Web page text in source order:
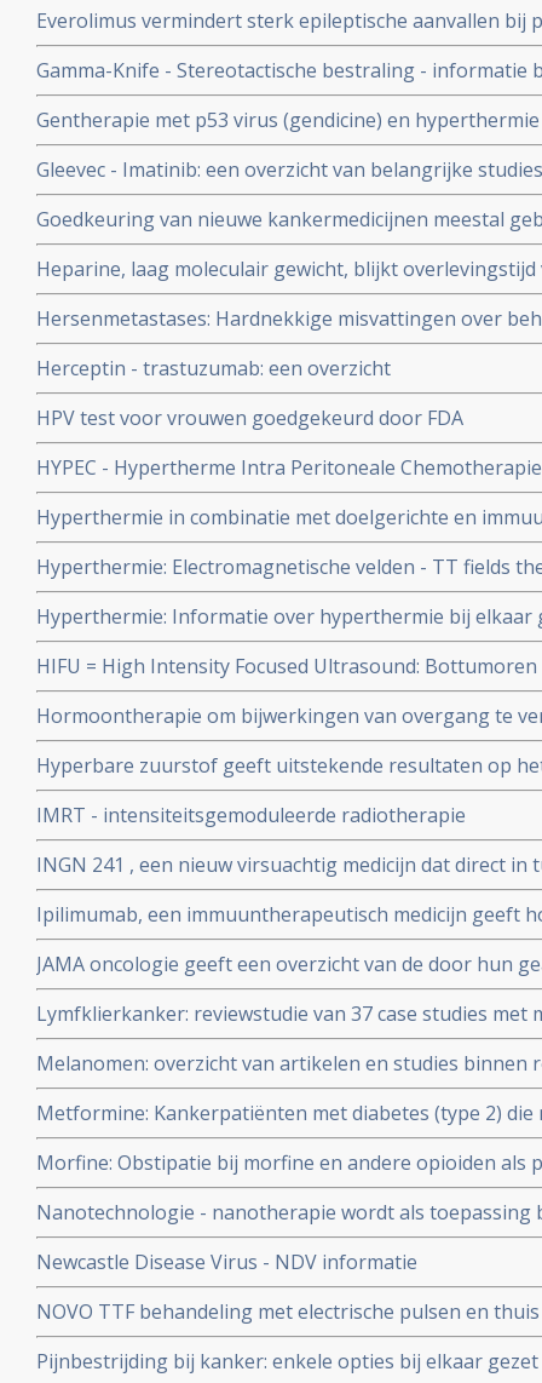
Everolimus vermindert sterk epileptische aanvallen bij
sclerose complex, goedaardige tumoren in de
verbetert kwaliteit van leven aanzienlijk.
Gamma-Knife - Stereotactische bestraling - informatie
Gentherapie met p53 virus (gendicine) en
verbeteringen bij patienten met vergevorderde
studie.
Gleevec - Imatinib: een overzicht van belangrijke
met dit medicijn
Goedkeuring van nieuwe kankermedicijnen meestal
geven in de praktijk slechts bij de helft kleine
Heparine, laag moleculair gewicht, blijkt
solide tumoren en zonder uitzaaiïngen significant te
studie
Hersenmetastases: Hardnekkige misvattingen over
hersenen maken dat veel patiënten verkeerd worden
gevolgen voor therapeutisch effect op ziektevrije tijd
Herceptin - trastuzumab: een overzicht
HPV test voor vrouwen goedgekeurd door FDA
HYPEC - Hypertherme Intra Peritoneale
Hyperthermie in combinatie met doelgerichte en
behandelingen is veel belovende
artsen van ELMEDIX van de universiteit van Antwerpen
Hyperthermie: Electromagnetische velden - TT fields
behandelingen zorgen voor uitstekende resultaten bij
hersentumoren en longtumoren, aldus verschillende
Hyperthermie: Informatie over hyperthermie bij
aantal studies bij o.a. borstkanker, blaaskanker,
bestraling enz..
HIFU = High Intensity Focused Ultrasound:
Intensed Focused Ultrasound naast chemo geeft
van alleen chemo of aleen operatie. Artikel update 6
Hormoontherapie om bijwerkingen van overgang te
structuur van hersenen en cognitieve functies blijkt uit
Hyperbare zuurstof geeft uitstekende resultaten op
door bestralingen en geeft ook veel pijnverlichting.
kwaliteit van leven
IMRT - intensiteitsgemoduleerde radiotherapie
INGN 241 , een nieuw virsuachtig medicijn dat direct
ingespoten, geeft in fase I studie bij 22
geplaatst juni 2005
Ipilimumab, een immuuntherapeutisch medicijn geeft
langere overleving bij patienten met een melanoom
intensief behandeld zijn. FDA keurt ipilimumab goed
melanomen
JAMA oncologie geeft een overzicht van de door hun
studieverslagen in het jaar 2025
Lymfklierkanker: reviewstudie van 37 case studies met
uit een groep van 810 patiënten met lymfklierkanker
aanpak wel of niet werkte en deze studie geeft mooi
lymfklierkanker
Melanomen: overzicht van artikelen en studies binnen
linkerkolom voor artikelen. Update 2 april 2010 copy 1
Metformine: Kankerpatiënten met diabetes (type 2)
overleven langer en blijven langer zonder
suikerziekte die geen metaformine gebruiken. Zelfs
zonder diabetes
Morfine: Obstipatie bij morfine en andere opioiden als
Relistor is een officieel goedgekeurd medicijn tegen
Toegevoegd TNO rapport over obstipatie bij sterke
Nanotechnologie - nanotherapie wordt als toepassing
gebruikt.
Newcastle Disease Virus - NDV informatie
NOVO TTF behandeling met electrische pulsen en
vormen van kanker
Pijnbestrijding bij kanker: enkele opties bij elkaar gezet